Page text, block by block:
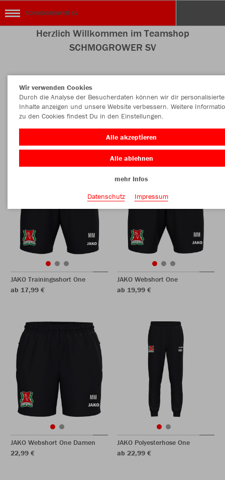
SCHMOGROWER SV
Herzlich Willkommen im Teamshop
SCHMOGROWER SV
Nachhaltig Farbe
JAKO Trainingsshort One
ab 17,99 €
JAKO Webshort One
ab 19,99 €
JAKO Webshort One Damen
22,99 €
JAKO Polyesterhose One
ab 22,99 €
Wir verwenden Cookies
Durch die Analyse der Besucherdaten können wir dir personalisierte
Inhalte anzeigen und unsere Website verbessern. Weitere
zu den Cookies findest Du in den Einstellungen.
Alle akzeptieren
Alle ablehnen
mehr Infos
Datenschutz
Impressum